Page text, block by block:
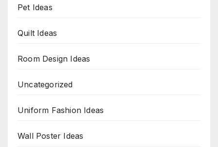
Pet Ideas
Quilt Ideas
Room Design Ideas
Uncategorized
Uniform Fashion Ideas
Wall Poster Ideas